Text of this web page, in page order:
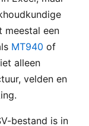
meestal een
MT940 of
alleen
velden en
bestand is in